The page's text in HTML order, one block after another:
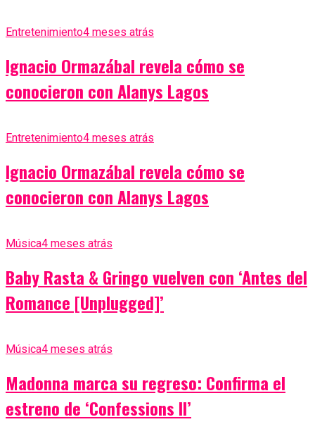
Entretenimiento4 meses atrás
Ignacio Ormazábal revela cómo se
conocieron con Alanys Lagos
Entretenimiento4 meses atrás
Ignacio Ormazábal revela cómo se
conocieron con Alanys Lagos
Música4 meses atrás
Baby Rasta & Gringo vuelven con ‘Antes del
Romance [Unplugged]’
Música4 meses atrás
Madonna marca su regreso: Confirma el
estreno de ‘Confessions II’